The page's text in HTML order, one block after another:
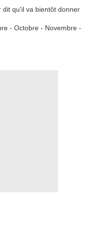
dit qu'il va bientôt donner
- Octobre - Novembre -